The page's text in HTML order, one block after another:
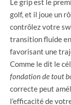
golf, et il joue un
contrôlez votre
transition fluide
favorisant une
Comme le dit le
fondation de tout
correcte peut
l’efficacité de